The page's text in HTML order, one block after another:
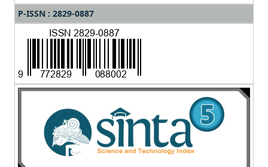
P-ISSN : 2829-0887